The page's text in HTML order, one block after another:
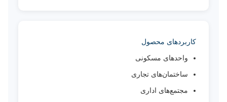
کاربردهای محصول
واحدهای مسکونی
ساختمان‌های تجاری
مجتمع‌های اداری